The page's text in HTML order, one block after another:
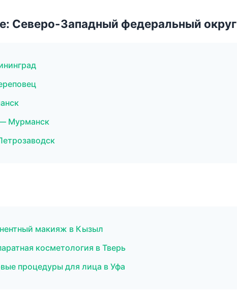
Северо-Западный федеральный округ
Мурманск
макияж в Кызыл
косметология в Тверь
процедуры для лица в Уфа